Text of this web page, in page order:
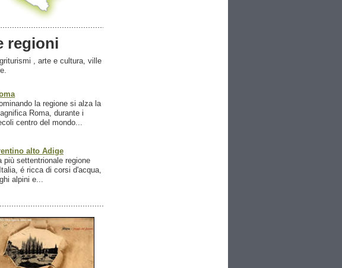
regioni
, arte e cultura, ville
la regione si alza la
Roma, durante i
centro del mondo...
alto Adige
più settentrionale regione
é ricca di corsi d'acqua,
alpini e...